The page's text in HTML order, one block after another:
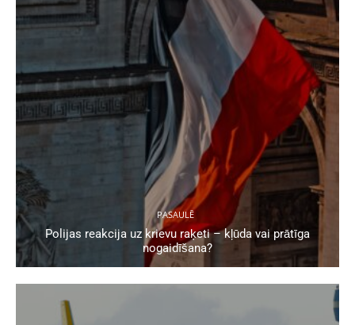
PASAULĒ
Polijas reakcija uz krievu raķeti – kļūda vai prātīga
nogaidīšana?